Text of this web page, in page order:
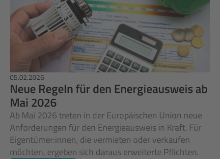
05.02.2026
Neue Regeln für den Energieausweis ab
Mai 2026
Ab Mai 2026 treten in der Europäischen Union neue
Anforderungen für den Energieausweis in Kraft. Für
Eigentümer:innen, die vermieten oder verkaufen
möchten, ergeben sich daraus erweiterte Pflichten.